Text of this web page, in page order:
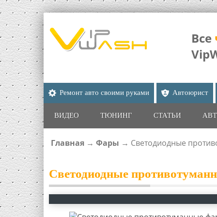
Все
Ремонт авто своими руками Автоюрист
ВИДЕО ТЮНИНГ СТАТЬИ
ВЫ ЗДЕСЬ
Главная → Фары → Светодиодные
Светодиодные